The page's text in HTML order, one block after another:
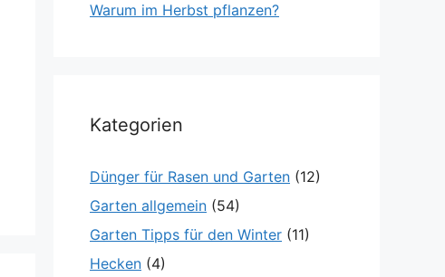
Warum im Herbst pflanzen?
Kategorien
Dünger für Rasen und Garten (12)
Garten allgemein (54)
Garten Tipps für den Winter (11)
Hecken (4)